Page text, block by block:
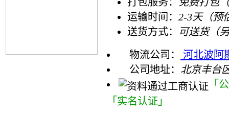
运输时间： 2-3天（预
送货方式：
可送货（
物流公司：
河北波阿
公司地址： 北京丰台
「
「实名认证」